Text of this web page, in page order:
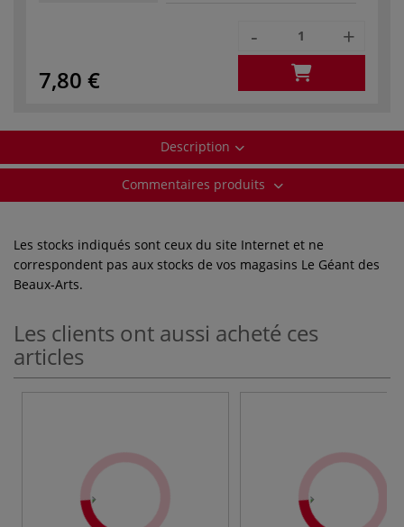
7,80 €
- +
Description
Commentaires produits
Les stocks indiqués sont ceux du site Internet et ne
correspondent pas aux stocks de vos magasins Le Géant des
Beaux-Arts.
Les clients ont aussi acheté ces
articles